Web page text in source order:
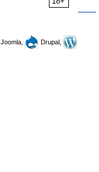
Joomla,
Drupal,